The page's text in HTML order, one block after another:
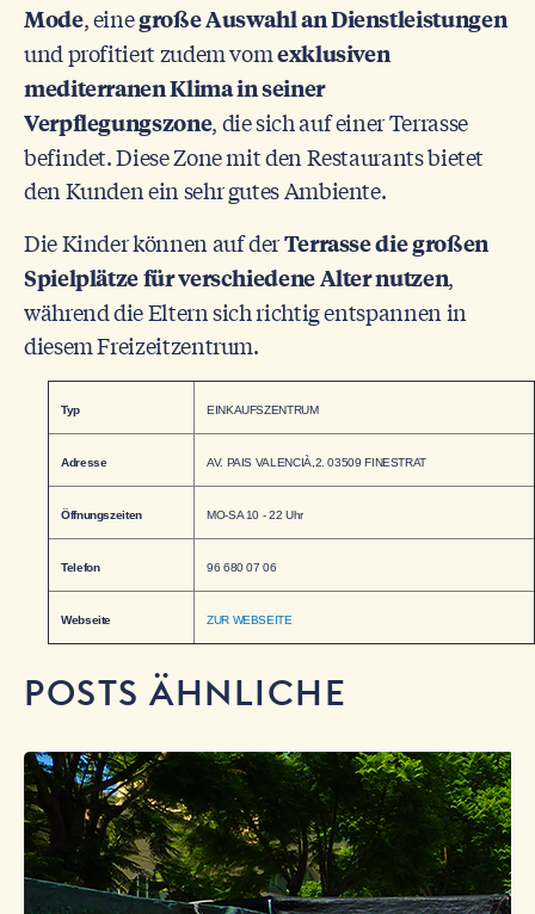
Mode, einegroße Auswahl an Dienstleistungen
und profitiert zudem vomexklusiven
mediterranen Klima in seiner
Verpflegungszone, die sich auf einer Terrasse
befindet. Diese Zone mit den Restaurants bietet
den Kunden ein sehr gutes Ambiente.
Die Kinder können auf derTerrasse die großen
Spielplätze für verschiedene Alter nutzen,
während die Eltern sich richtig entspannen in
diesem Freizeitzentrum.
Typ EINKAUFSZENTRUM
Adresse AV. PAIS VALENCIÀ,2. 03509 FINESTRAT
Öffnungszeiten MO-SA 10 - 22 Uhr
Telefon 96 680 07 06
Webseite ZUR WEBSEITE
POSTS ÄHNLICHE